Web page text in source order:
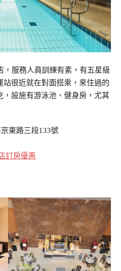
，服務人員訓練有素，有五星級
很近就在對面搭乘，來住過的
，設施有游泳池、健身房，尤其
東路三段133號
訂房優惠